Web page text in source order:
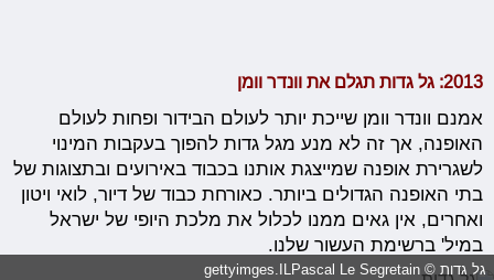
2013: גל גדות תגלם את וונדר וומן
אמנם וונדר וומן שייכת יותר לעולם הבידור ופחות לעולם
האופנה, אך זה לא מנע מגל גדות להפוך בעקבות המינוי
לשגרירת אופנה שמייצגת אותנו בכבוד באירועים ובתצוגות של
בתי האופנה הגדולים ביותר. כאורחת כבוד של דיור, לואי ויטון
ואחרים, אין גאים ממנו לכלול את מלכת היופי של ישראל
במיל' ברשימת העשור שלנו.
גל גדות © gettyimges.ILPascal Le Segretain